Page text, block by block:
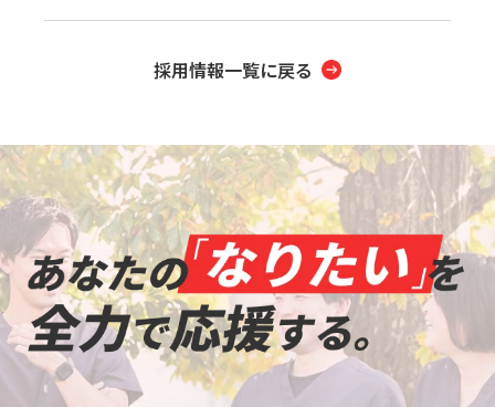
採用情報一覧に戻る